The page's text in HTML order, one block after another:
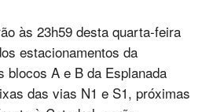
às 23h59 desta quarta-feira
estacionamentos da
blocos A e B da Esplanada
das vias N1 e S1, próximas